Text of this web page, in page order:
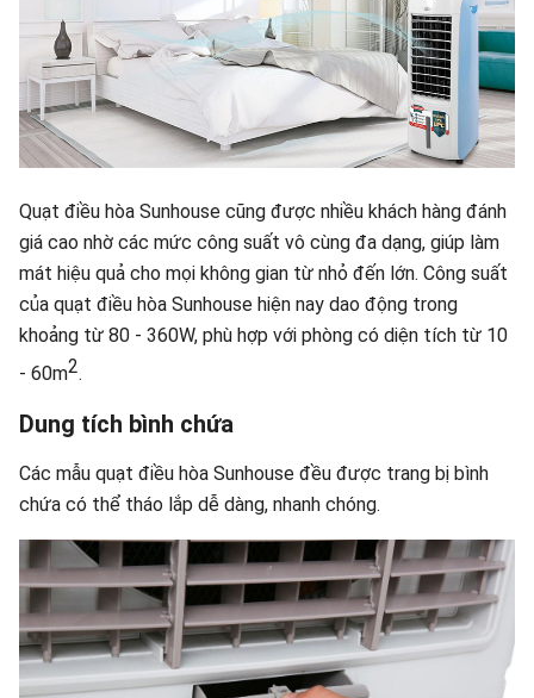
Quạt điều hòa Sunhouse cũng được nhiều khách hàng đánh
giá cao nhờ các mức công suất vô cùng đa dạng, giúp làm
mát hiệu quả cho mọi không gian từ nhỏ đến lớn. Công suất
của quạt điều hòa Sunhouse hiện nay dao động trong
khoảng từ 80 - 360W, phù hợp với phòng có diện tích từ 10
- 60m2.
Dung tích bình chứa
Các mẫu quạt điều hòa Sunhouse đều được trang bị bình
chứa có thể tháo lắp dễ dàng, nhanh chóng.